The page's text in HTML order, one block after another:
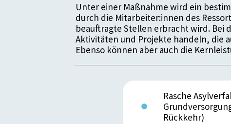
Unter einer Maßnahme wird ein
durch die Mitarbeiter:innen des
beauftragte Stellen erbracht wird. Bei
Aktivitäten und Projekte handeln, die
Ebenso können aber auch die
Rasche
Rückkehr)